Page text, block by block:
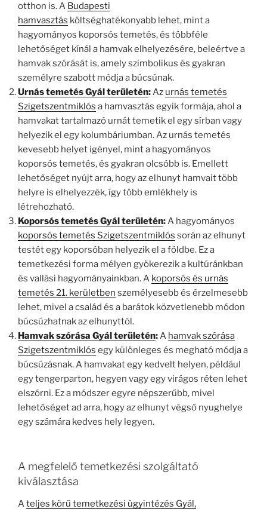
otthon is. A Budapesti
hamvasztás költséghatékonyabb lehet, mint a
hagyományos koporsós temetés, és többféle
lehetőséget kínál a hamvak elhelyezésére, beleértve a
hamvak szórását is, amely szimbolikus és gyakran
személyre szabott módja a búcsúnak.
Urnás temetés Gyál területén:Az urnás temetés
Szigetszentmiklós a hamvasztás egyik formája, ahol a
hamvakat tartalmazó urnát temetik el egy sírban vagy
helyezik el egy kolumbáriumban. Az urnás temetés
kevesebb helyet igényel, mint a hagyományos
koporsós temetés, és gyakran olcsóbb is. Emellett
lehetőséget nyújt arra, hogy az elhunyt hamvait több
helyre is elhelyezzék, így több emlékhely is
létrehozható.
Koporsós temetés Gyál területén:A hagyományos
koporsós temetés Szigetszentmiklós során az elhunyt
testét egy koporsóban helyezik el a földbe. Ez a
temetkezési forma mélyen gyökerezik a kultúránkban
és vallási hagyományainkban. A koporsós és urnás
temetés 21. kerületben személyesebb és érzelmesebb
lehet, mivel a család és a barátok közvetlenebb módon
búcsúzhatnak az elhunyttól.
Hamvak szórása Gyál területén:A hamvak szórása
Szigetszentmiklós egy különleges és megható módja a
búcsúzásnak. A hamvakat egy kedvelt helyen, például
egy tengerparton, hegyen vagy egy virágos réten lehet
elszórni. Ez a módszer egyre népszerűbb, mivel
lehetőséget ad arra, hogy az elhunyt végső nyughelye
egy számára kedves hely legyen.
A megfelelő temetkezési szolgáltató
kiválasztása
Ateljes körű temetkezési ügyintézés Gyál,